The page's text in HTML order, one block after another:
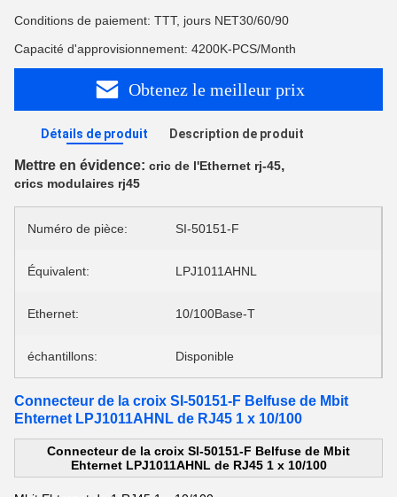
Conditions de paiement: TTT, jours NET30/60/90
Capacité d'approvisionnement: 4200K-PCS/Month
Obtenez le meilleur prix
Détails de produit Description de produit
Mettre en évidence: cric de l'Ethernet rj-45,
crics modulaires rj45
Numéro de pièce: SI-50151-F
Équivalent: LPJ1011AHNL
Ethernet: 10/100Base-T
échantillons: Disponible
Connecteur de la croix SI-50151-F Belfuse de Mbit
Ehternet LPJ1011AHNL de RJ45 1 x 10/100
Connecteur de la croix SI-50151-F Belfuse de Mbit
Ehternet LPJ1011AHNL de RJ45 1 x 10/100